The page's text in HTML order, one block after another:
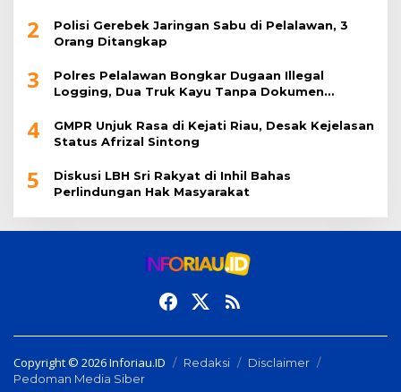
2
Polisi Gerebek Jaringan Sabu di Pelalawan, 3
Orang Ditangkap
3
Polres Pelalawan Bongkar Dugaan Illegal
Logging, Dua Truk Kayu Tanpa Dokumen
4
GMPR Unjuk Rasa di Kejati Riau, Desak Kejelasan
Status Afrizal Sintong
5
Diskusi LBH Sri Rakyat di Inhil Bahas
Perlindungan Hak Masyarakat
Copyright © 2026 Inforiau.ID Redaksi
Disclaimer
Pedoman Media Siber